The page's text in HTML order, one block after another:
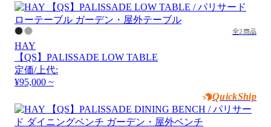
全2商品
HAY
【QS】PALISSADE LOW TABLE
定価/上代:
¥95,000 ~
QuickShip